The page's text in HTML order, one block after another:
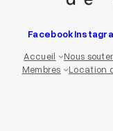
Facebook
Accueil
Nous
Membres
Location